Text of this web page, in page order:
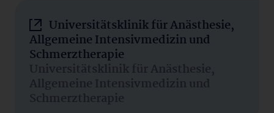
Universitätsklinik für Anästhesie,
Allgemeine Intensivmedizin und
Schmerztherapie
Universitätsklinik für Anästhesie,
Allgemeine Intensivmedizin und
Schmerztherapie